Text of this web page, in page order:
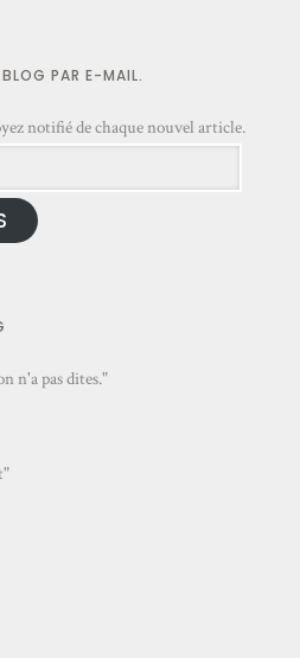
PAR E-MAIL.
notifié de chaque nouvel article.
n'a pas dites."